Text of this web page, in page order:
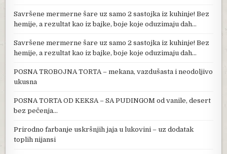
Savršene mermerne šare uz samo 2 sastojka iz kuhinje! Bez
hemije, a rezultat kao iz bajke, boje koje oduzimaju dah…
Savršene mermerne šare uz samo 2 sastojka iz kuhinje! Bez
hemije, a rezultat kao iz bajke, boje koje oduzimaju dah…
POSNA TROBOJNA TORTA – mekana, vazdušasta i neodoljivo
ukusna
POSNA TORTA OD KEKSA – SA PUDINGOM od vanile, desert
bez pečenja…
Prirodno farbanje uskršnjih jaja u lukovini – uz dodatak
toplih nijansi